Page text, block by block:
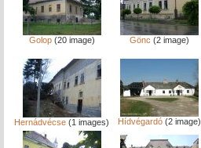
Golop(20 image) Gönc (2 image)
Hernádvécse (1 images) Hídvégardó(2 image)